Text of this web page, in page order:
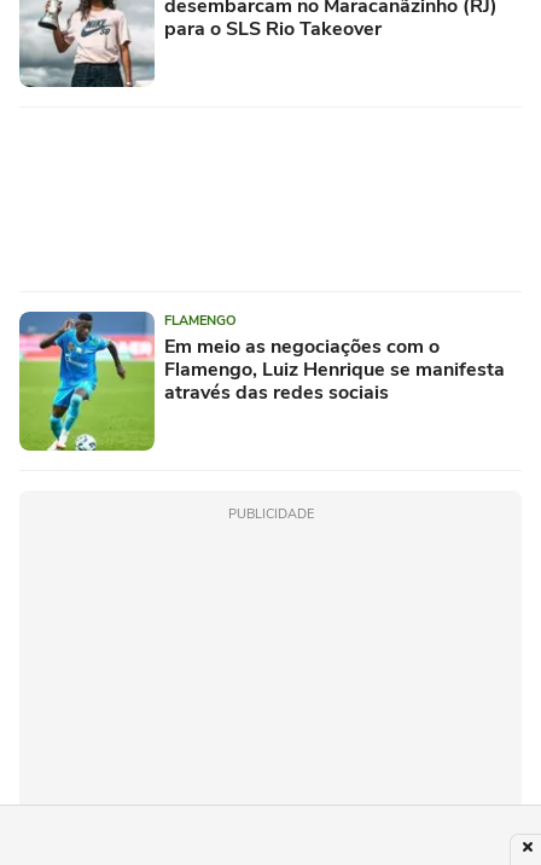
desembarcam no Maracanãzinho (RJ)
para o SLS Rio Takeover
FLAMENGO
Em meio as negociações com o
Flamengo, Luiz Henrique se manifesta
através das redes sociais
PUBLICIDADE